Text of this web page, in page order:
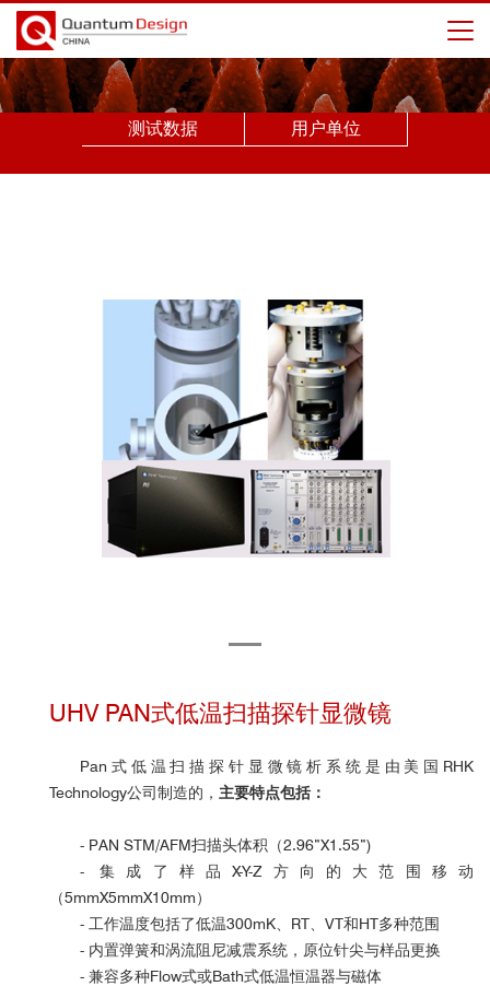
测试数据 用户单位
UHV PAN式低温扫描探针显微镜
Pan式低温扫描探针显微镜析系统是由美国RHK
Technology公司制造的， 主要特点包括：
- PAN STM/AFM扫描头体积（2.96”X1.55”)
- 集成了样品X-Y-Z方向的大范围移动
（5mmX5mmX10mm）
- 工作温度包括了低温300mK、RT、VT和HT多种范围
- 内置弹簧和涡流阻尼减震系统，原位针尖与样品更换
- 兼容多种Flow式或Bath式低温恒温器与磁体